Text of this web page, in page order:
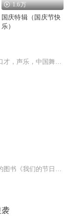
1.6万
国庆特辑（国庆节快
乐）
袭